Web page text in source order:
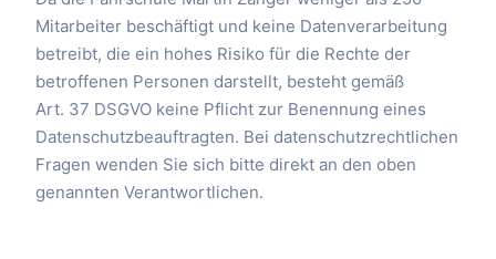
Mitarbeiter beschäftigt und keine Datenverarbeitung
betreibt, die ein hohes Risiko für die Rechte der
betroffenen Personen darstellt, besteht gemäß
Art. 37 DSGVO keine Pflicht zur Benennung eines
Datenschutzbeauftragten. Bei datenschutzrechtlichen
Fragen wenden Sie sich bitte direkt an den oben
genannten Verantwortlichen.